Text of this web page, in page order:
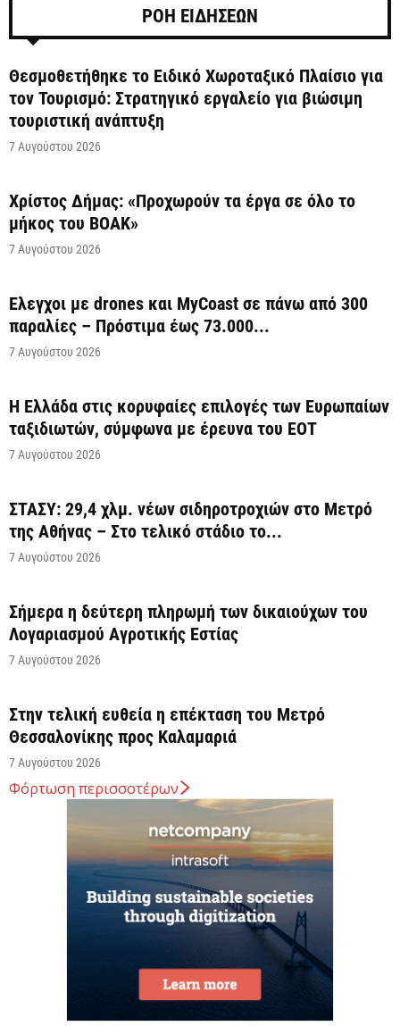
ΡΟΗ ΕΙΔΗΣΕΩΝ
Θεσμοθετήθηκε το Ειδικό Χωροταξικό Πλαίσιο για
τον Τουρισμό: Στρατηγικό εργαλείο για βιώσιμη
τουριστική ανάπτυξη
7 Αυγούστου 2026
Χρίστος Δήμας: «Προχωρούν τα έργα σε όλο το
μήκος του ΒΟΑΚ»
7 Αυγούστου 2026
Έλεγχοι με drones και MyCoast σε πάνω από 300
παραλίες – Πρόστιμα έως 73.000...
7 Αυγούστου 2026
Η Ελλάδα στις κορυφαίες επιλογές των Ευρωπαίων
ταξιδιωτών, σύμφωνα με έρευνα του ΕΟΤ
7 Αυγούστου 2026
ΣΤΑΣΥ: 29,4 χλμ. νέων σιδηροτροχιών στο Μετρό
της Αθήνας – Στο τελικό στάδιο το...
7 Αυγούστου 2026
Σήμερα η δεύτερη πληρωμή των δικαιούχων του
Λογαριασμού Αγροτικής Εστίας
7 Αυγούστου 2026
Στην τελική ευθεία η επέκταση του Μετρό
Θεσσαλονίκης προς Καλαμαριά
7 Αυγούστου 2026
Κ. Χατζηδάκης: Στον κάλαθο των αχρήστων οι
αμφισβητήσεις για το καλώδιο της ηλεκτρικής
διασύνδεσης...
Κυβερνητική Επιτροπή Βιομηχανίας – Κυρ.
Μητσοτάκης: Η ενίσχυση της παραγωγικής βάσης
αποτελεί στρατηγική προτεραιότητα
Φόρτωση περισσοτέρων